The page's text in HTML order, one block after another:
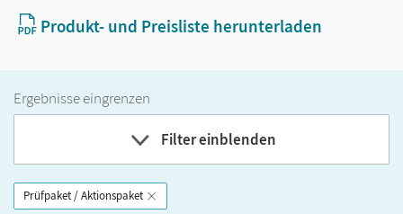
Produkt- und Preisliste herunterladen
Ergebnisse eingrenzen
Filter einblenden
Band
Prüfpaket / Aktionspaket